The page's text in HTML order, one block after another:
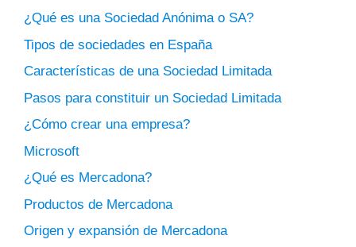
¿Qué es una Sociedad Anónima o SA?
Tipos de sociedades en España
Características de una Sociedad Limitada
Pasos para constituir un Sociedad Limitada
¿Cómo crear una empresa?
Microsoft
¿Qué es Mercadona?
Productos de Mercadona
Origen y expansión de Mercadona